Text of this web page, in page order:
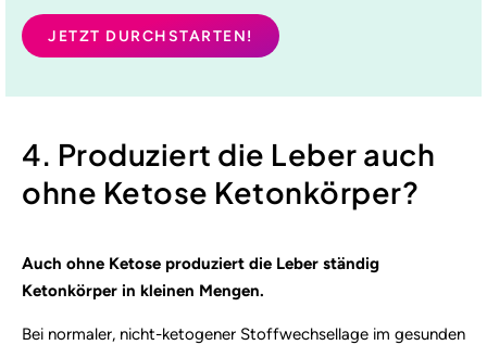
JETZT DURCHSTARTEN!
4. Produziert die Leber auch
ohne Ketose Ketonkörper?
Auch ohne Ketose produziert die Leber ständig
Ketonkörper in kleinen Mengen.
Bei normaler, nicht-ketogener Stoffwechsellage im gesunden